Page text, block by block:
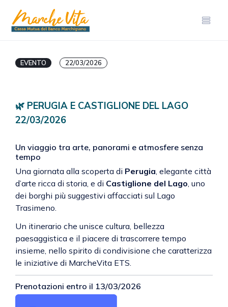
EVENTO 22/03/2026
🌿 PERUGIA E CASTIGLIONE DEL LAGO
22/03/2026
Un viaggio tra arte, panorami e atmosfere senza
tempo
Una giornata alla scoperta di Perugia, elegante città
d’arte ricca di storia, e di Castiglione del Lago, uno
dei borghi più suggestivi affacciati sul Lago
Trasimeno.
Un itinerario che unisce cultura, bellezza
paesaggistica e il piacere di trascorrere tempo
insieme, nello spirito di condivisione che caratterizza
le iniziative di MarcheVita ETS.
Prenotazioni entro il 13/03/2026